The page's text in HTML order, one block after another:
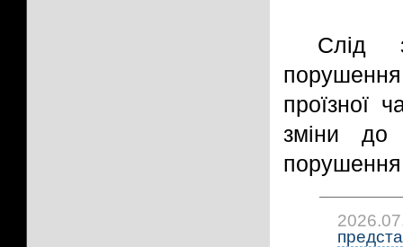
Слід
порушення
проїзної
зміни до